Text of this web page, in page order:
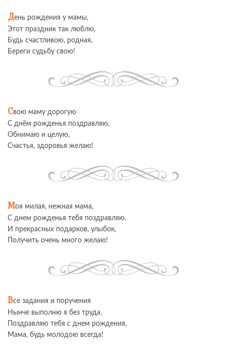
День рождения у мамы,
Этот праздник так люблю,
Будь счастливою, родная,
Береги судьбу свою!
Свою маму дорогую
С днём рожденья поздравляю,
Обнимаю и целую,
Счастья, здоровья желаю!
Моя милая, нежная мама,
С днем рожденья тебя поздравляю.
И прекрасных подарков, улыбок,
Получить очень много желаю!
Все задания и поручения
Нынче выполню я без труда.
Поздравляю тебя с днем рождения,
Мама, будь молодою всегда!